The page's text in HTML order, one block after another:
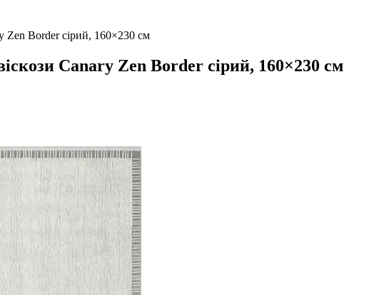
Zen Border сірий, 160×230 см
Canary Zen Border сірий, 160×230 см